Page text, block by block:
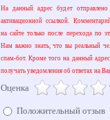
На данный адрес будет
активационной ссылкой.
на сайте только после перехода по
Нам важно знать, что вы реальный
спам-бот. Кроме того на данный
получать уведомления об ответах на
Оценка
Положительный отзыв